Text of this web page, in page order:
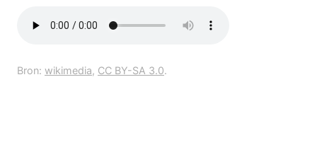
Bron: wikimedia, CC BY-SA 3.0.